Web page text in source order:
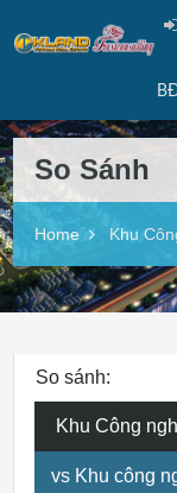
So Sánh
Home Khu
So sánh:
Khu Công
vs Khu công